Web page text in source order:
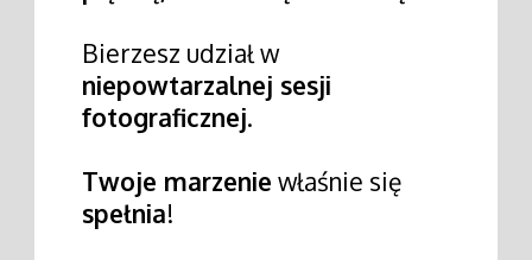
Bierzesz udział w
niepowtarzalnej sesji
fotograficznej.
Twoje marzenie właśnie się
spełnia!